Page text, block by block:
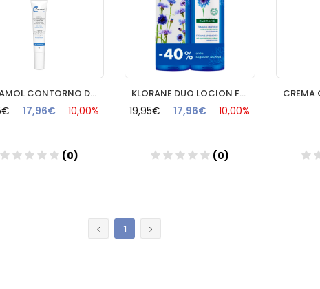
CERAMOL CONTORNO DE OJOS 15ML FARMACIA NAVAS
17,96€ 10,00%
(0)
KLORANE DUO LOCION FLORAL AL ACIANO DESMAQUILLANTES CALMANTE
19,95€ 17,96€ 10,00%
(0)
1